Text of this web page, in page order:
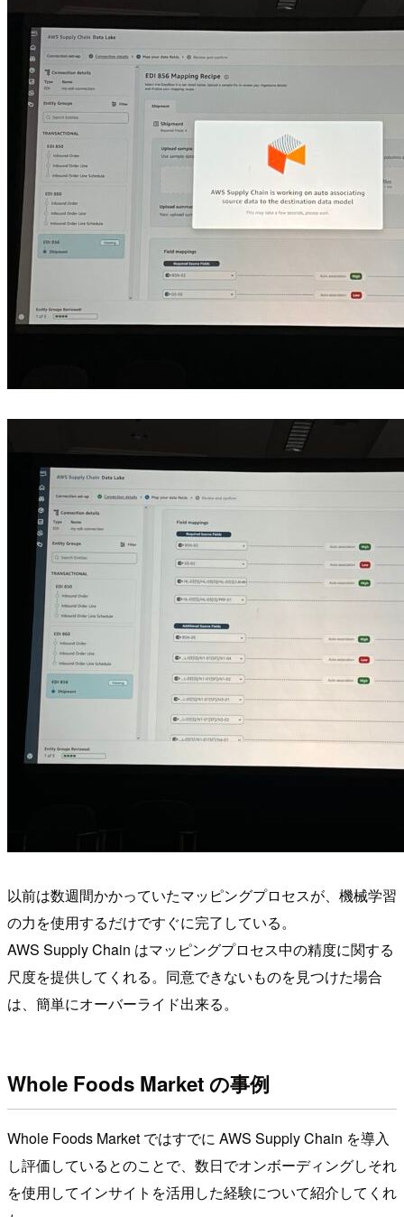
以前は数週間かかっていたマッピングプロセスが、機械学習
の力を使用するだけですぐに完了している。
AWS Supply Chain はマッピングプロセス中の精度に関する
尺度を提供してくれる。同意できないものを見つけた場合
は、簡単にオーバーライド出来る。
Whole Foods Market の事例
Whole Foods Market ではすでに AWS Supply Chain を導入
し評価しているとのことで、数日でオンボーディングしそれ
を使用してインサイトを活用した経験について紹介してくれ